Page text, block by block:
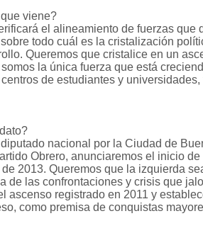
viene?
el alineamiento de fuerzas que
todo cuál es la cristalización
Queremos que cristalice en un
la única fuerza que está
de estudiantes y
nacional por la Ciudad de
Obrero, anunciaremos el inicio
2013. Queremos que la izquierda
de las confrontaciones y crisis que
ascenso registrado en 2011 y
como premisa de conquistas